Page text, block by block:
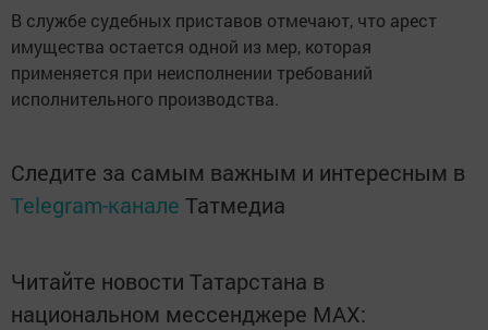
В службе судебных приставов отмечают, что арест
имущества остается одной из мер, которая
применяется при неисполнении требований
исполнительного производства.
Следите за самым важным и интересным в
Telegram-канале Татмедиа
Читайте новости Татарстана в
национальном мессенджере MАХ: